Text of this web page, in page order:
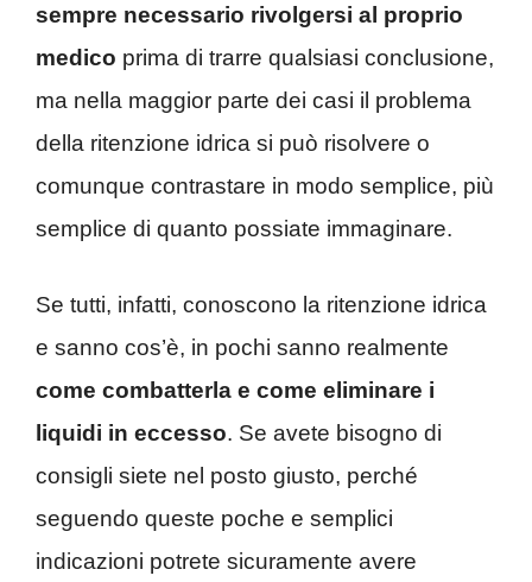
sempre necessario rivolgersi al proprio
medico prima di trarre qualsiasi conclusione,
ma nella maggior parte dei casi il problema
della ritenzione idrica si può risolvere o
comunque contrastare in modo semplice, più
semplice di quanto possiate immaginare.
Se tutti, infatti, conoscono la ritenzione idrica
e sanno cos’è, in pochi sanno realmente
come combatterla e come eliminare i
liquidi in eccesso. Se avete bisogno di
consigli siete nel posto giusto, perché
seguendo queste poche e semplici
indicazioni potrete sicuramente avere